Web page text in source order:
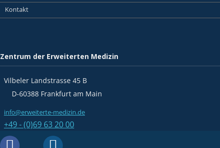
Kontakt
Zentrum der Erweiterten Medizin
Vilbeler Landstrasse 45 B
D-60388 Frankfurt am Main
info@erweiterte-medizin.de
+49 - (0)69 63 20 00